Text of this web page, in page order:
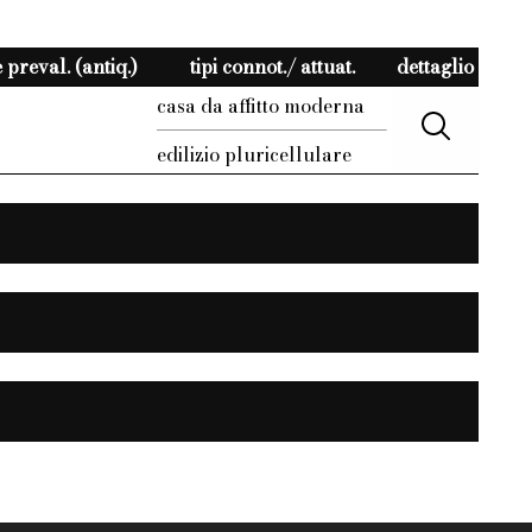
preval. (antiq.) tipi connot./ attuat.
dettaglio
casa da affitto moderna
edilizio pluricellulare